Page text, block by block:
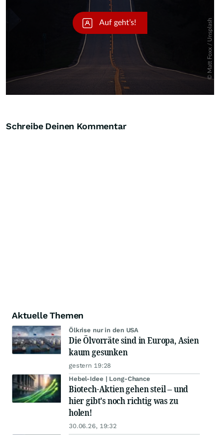
Schreibe Deinen Kommentar
Aktuelle Themen
Ölkrise nur in den USA
Die Ölvorräte sind in Europa, Asien
kaum gesunken
gestern 19:28
Hebel-Idee | Long-Chance
Biotech-Aktien gehen steil – und
hier gibt's noch richtig was zu
holen!
30.06.26, 19:32